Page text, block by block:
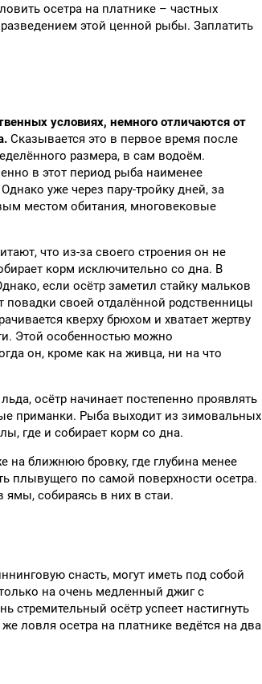
осетра на платнике – частных
этой ценной рыбы. Заплатить
условиях, немного отличаются от
Сказывается это в первое время после
размера, в сам водоём.
в этот период рыба наименее
уже через пару-тройку дней, за
местом обитания, многовековые
что из-за своего строения он не
корм исключительно со дна. В
если осётр заметил стайку мальков
своей отдалённой родственницы
кверху брюхом и хватает жертву
Этой особенностью можно
он, кроме как на живца, ни на что
осётр начинает постепенно проявлять
приманки. Рыба выходит из зимовальных
где и собирает корм со дна.
на ближнюю бровку, где глубина менее
плывущего по самой поверхности осетра.
ямы, собираясь в них в стаи.
снасть, могут иметь под собой
на очень медленный джиг с
стремительный осётр успеет настигнуть
ловля осетра на платнике ведётся на два